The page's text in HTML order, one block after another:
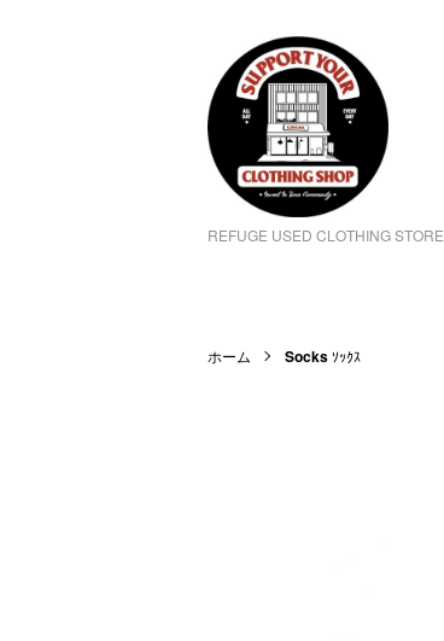
REFUGE USED CLOTHING STORE
ホーム Socksｿｯｸｽ